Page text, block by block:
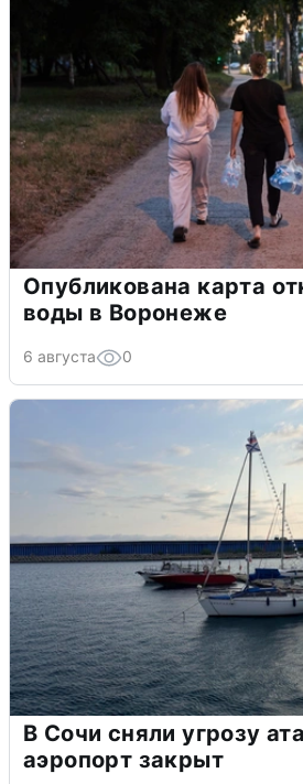
Опубликована карта
воды в Воронеже
6 августа 0
В Сочи сняли угрозу
аэропорт закрыт